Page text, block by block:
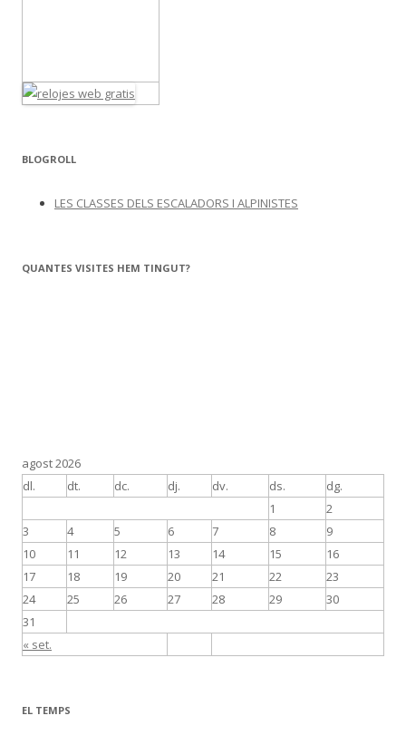
BLOGROLL
LES CLASSES DELS ESCALADORS I ALPINISTES
QUANTES VISITES HEM TINGUT?
agost 2026
dl.
dt. dc. dj. dv. ds. dg.
« set.
1
2
3
4 5 6 7 8
9
10
11 12 13 14 15
16
17
18 19 20 21 22
23
24
25 26 27 28 29
30
31
EL TEMPS